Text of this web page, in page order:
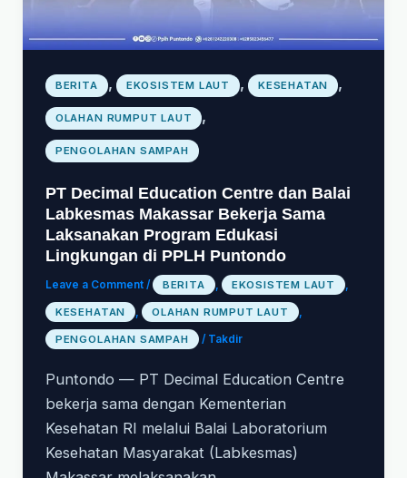
BERITA , EKOSISTEM LAUT , KESEHATAN ,
OLAHAN RUMPUT LAUT ,
PENGOLAHAN SAMPAH
PT Decimal Education Centre dan Balai
Labkesmas Makassar Bekerja Sama
Laksanakan Program Edukasi
Lingkungan di PPLH Puntondo
Leave a Comment / BERITA , EKOSISTEM LAUT ,
KESEHATAN , OLAHAN RUMPUT LAUT ,
PENGOLAHAN SAMPAH / Takdir
Puntondo — PT Decimal Education Centre
bekerja sama dengan Kementerian
Kesehatan RI melalui Balai Laboratorium
Kesehatan Masyarakat (Labkesmas)